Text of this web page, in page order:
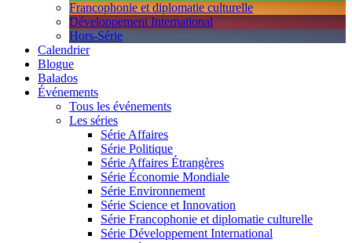
Francophonie et diplomatie culturelle
Développement International
Hors-Série
Calendrier
Blogue
Balados
Événements
Tous les événements
Les séries
Série Affaires
Série Politique
Série Affaires Étrangères
Série Économie Mondiale
Série Environnement
Série Science et Innovation
Série Francophonie et diplomatie culturelle
Série Développement International